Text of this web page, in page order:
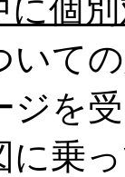
に個
いて
ジを
に乗